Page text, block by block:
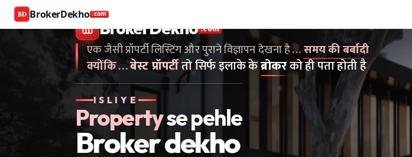
BD BrokerDekho .com
Buy and rent property in Delhi — mobile-verified brokers on Broker Dekho
BrokerDekho .com
एक जैसी प्रॉपर्टी लिस्टिंग और पुराने विज्ञापन देखना है…समय की बर्बादी
क्योंकि…बेस्ट प्रॉपर्टीतो सिर्फ इलाके केब्रोकरको ही पता होती है
ISLIYE
Propertyse pehle
Brokerdekho